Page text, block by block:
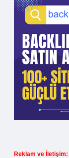
Reklam ve İletişim: